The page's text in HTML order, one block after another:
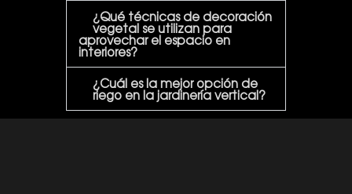
¿Qué técnicas de decoración
vegetal se utilizan para
aprovechar el espacio en
interiores?
¿Cuál es la mejor opción de
riego en la jardinería vertical?